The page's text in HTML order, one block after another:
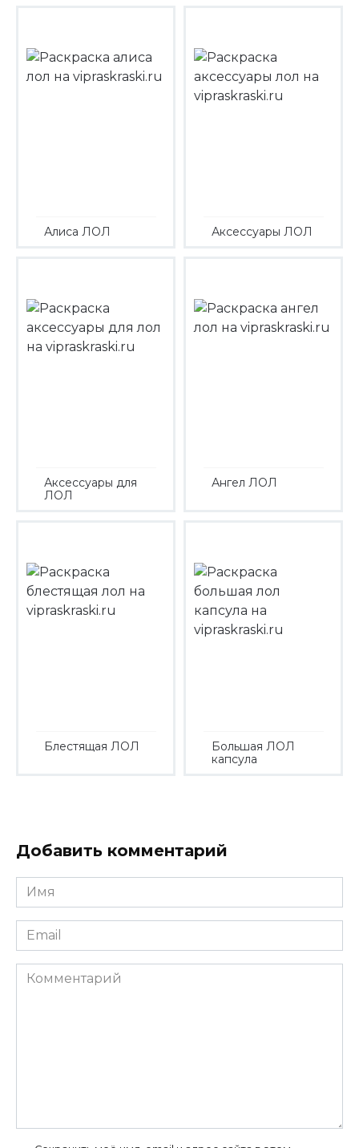
Алиса ЛОЛ Аксессуары ЛОЛ
Аксессуары для
ЛОЛ
Ангел ЛОЛ
Блестящая ЛОЛ
Большая ЛОЛ
капсула
Добавить комментарий
Имя
*
Email
*
Комментарий